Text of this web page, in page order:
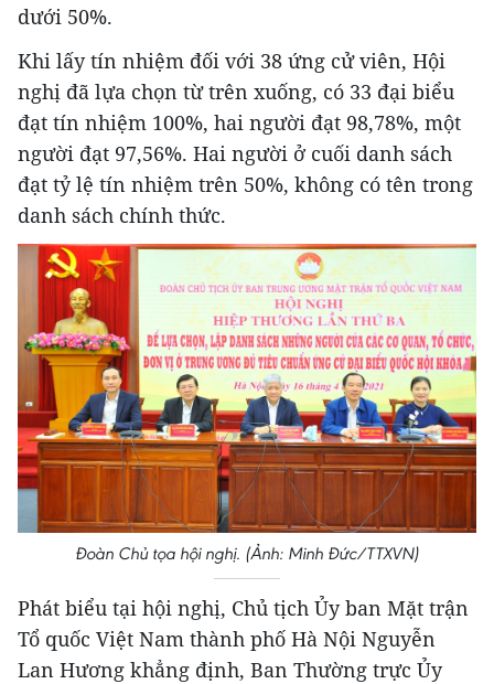
dưới 50%.
Khi lấy tín nhiệm đối với 38 ứng cử viên, Hội
nghị đã lựa chọn từ trên xuống, có 33 đại biểu
đạt tín nhiệm 100%, hai người đạt 98,78%, một
người đạt 97,56%. Hai người ở cuối danh sách
đạt tỷ lệ tín nhiệm trên 50%, không có tên trong
danh sách chính thức.
Đoàn Chủ tọa hội nghị. (Ảnh: Minh Đức/TTXVN)
Phát biểu tại hội nghị, Chủ tịch Ủy ban Mặt trận
Tổ quốc Việt Nam thành phố Hà Nội Nguyễn
Lan Hương khẳng định, Ban Thường trực Ủy